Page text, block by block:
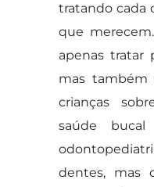
tratando cada
que
apenas tratar
mas também
crianças
saúde
dentes, mas